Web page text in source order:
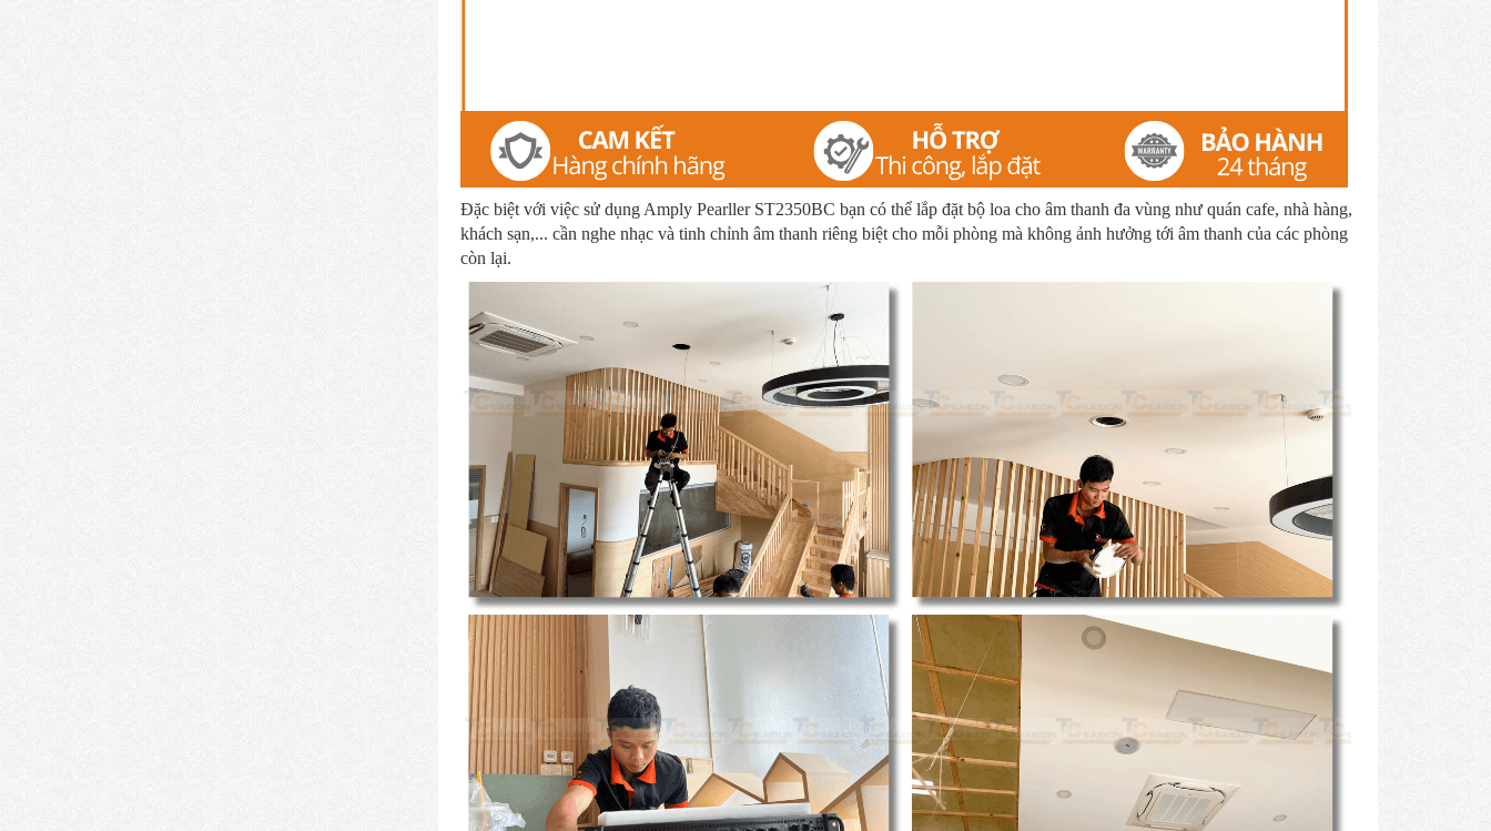
Đặc biệt với việc sử dụng Amply Pearller ST2350BC bạn có thể lắp đặt bộ loa cho âm thanh đa vùng như quán cafe, nhà hàng,
khách sạn,... cần nghe nhạc và tinh chỉnh âm thanh riêng biệt cho mỗi phòng mà không ảnh hưởng tới âm thanh của các phòng
còn lại.